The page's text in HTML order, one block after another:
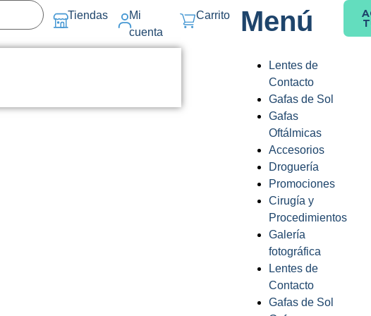
Tiendas
Mi
cuenta
Carrito Menú
Lentes de
Contacto
Gafas de Sol
Gafas
Oftálmicas
Accesorios
Droguería
Promociones
Cirugía y
Procedimientos
Galería
fotográfica
Lentes de
Contacto
Gafas de Sol